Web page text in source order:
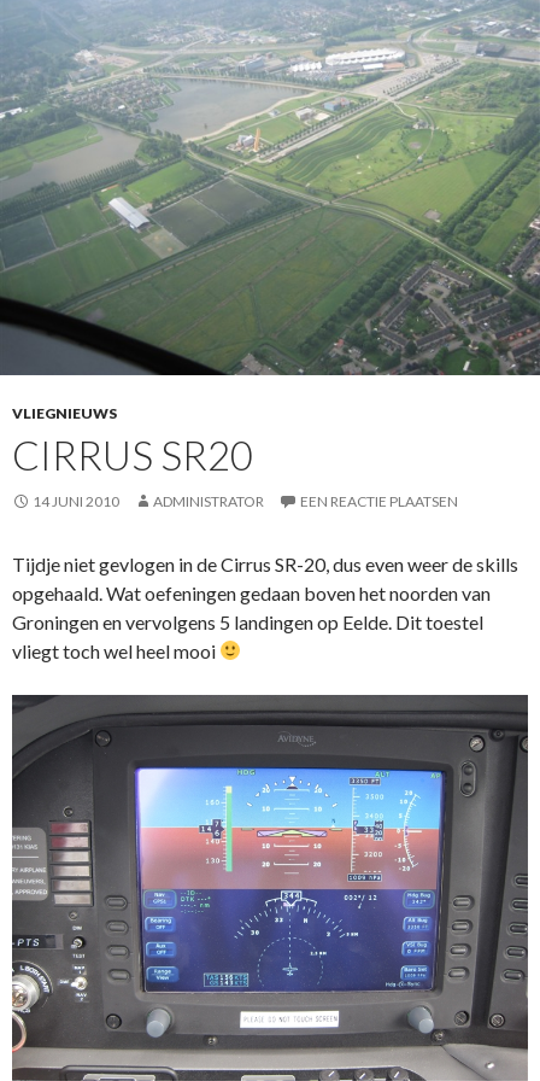
VLIEGNIEUWS
CIRRUS SR20
14 JUNI 2010 ADMINISTRATOR EEN REACTIE PLAATSEN
Tijdje niet gevlogen in de Cirrus SR-20, dus even weer de skills
opgehaald. Wat oefeningen gedaan boven het noorden van
Groningen en vervolgens 5 landingen op Eelde. Dit toestel
vliegt toch wel heel mooi